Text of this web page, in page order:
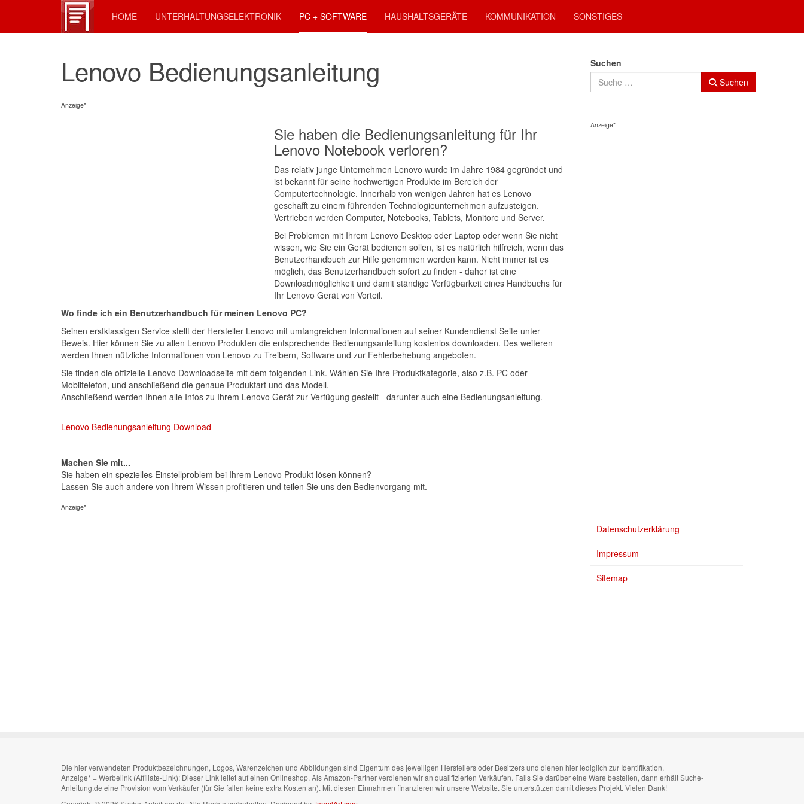
HOME UNTERHALTUNGSELEKTRONIK PC + SOFTWARE HAUSHALTSGERÄTE KOMMUNIKATION SONSTIGES
Lenovo Bedienungsanleitung
Anzeige*
Sie haben die Bedienungsanleitung für Ihr
Lenovo Notebook verloren?
Das relativ junge Unternehmen Lenovo wurde im Jahre 1984 gegründet und
ist bekannt für seine hochwertigen Produkte im Bereich der
Computertechnologie. Innerhalb von wenigen Jahren hat es Lenovo
geschafft zu einem führenden Technologieunternehmen aufzusteigen.
Vertrieben werden Computer, Notebooks, Tablets, Monitore und Server.
Bei Problemen mit Ihrem Lenovo Desktop oder Laptop oder wenn Sie nicht
wissen, wie Sie ein Gerät bedienen sollen, ist es natürlich hilfreich, wenn das
Benutzerhandbuch zur Hilfe genommen werden kann. Nicht immer ist es
möglich, das Benutzerhandbuch sofort zu finden - daher ist eine
Downloadmöglichkeit und damit ständige Verfügbarkeit eines Handbuchs für
Ihr Lenovo Gerät von Vorteil.
Wo finde ich ein Benutzerhandbuch für meinen Lenovo PC?
Seinen erstklassigen Service stellt der Hersteller Lenovo mit umfangreichen Informationen auf seiner Kundendienst Seite unter
Beweis. Hier können Sie zu allen Lenovo Produkten die entsprechende Bedienungsanleitung kostenlos downloaden. Des weiteren
werden Ihnen nützliche Informationen von Lenovo zu Treibern, Software und zur Fehlerbehebung angeboten.
Sie finden die offizielle Lenovo Downloadseite mit dem folgenden Link. Wählen Sie Ihre Produktkategorie, also z.B. PC oder
Mobiltelefon, und anschließend die genaue Produktart und das Modell.
Anschließend werden Ihnen alle Infos zu Ihrem Lenovo Gerät zur Verfügung gestellt - darunter auch eine Bedienungsanleitung.
Lenovo Bedienungsanleitung Download
Machen Sie mit...
Sie haben ein spezielles Einstellproblem bei Ihrem Lenovo Produkt lösen können?
Lassen Sie auch andere von Ihrem Wissen profitieren und teilen Sie uns den Bedienvorgang mit.
Anzeige*
Suchen
Suchen
Anzeige*
Datenschutzerklärung
Impressum
Sitemap
Die hier verwendeten Produktbezeichnungen, Logos, Warenzeichen und Abbildungen sind Eigentum des jeweiligen Herstellers oder Besitzers und dienen hier lediglich zur Identifikation.
Anzeige* = Werbelink (Affiliate-Link): Dieser Link leitet auf einen Onlineshop. Als Amazon-Partner verdienen wir an qualifizierten Verkäufen. Falls Sie darüber eine Ware bestellen, dann erhält Suche-
Anleitung.de eine Provision vom Verkäufer (für Sie fallen keine extra Kosten an). Mit diesen Einnahmen finanzieren wir unsere Website. Sie unterstützen damit dieses Projekt. Vielen Dank!